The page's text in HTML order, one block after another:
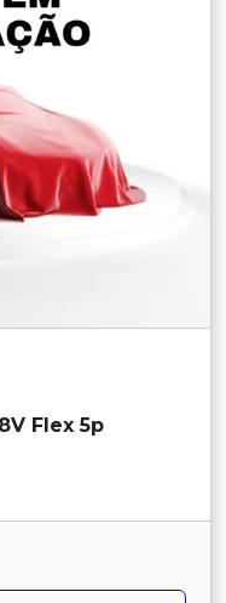
Flex 5p